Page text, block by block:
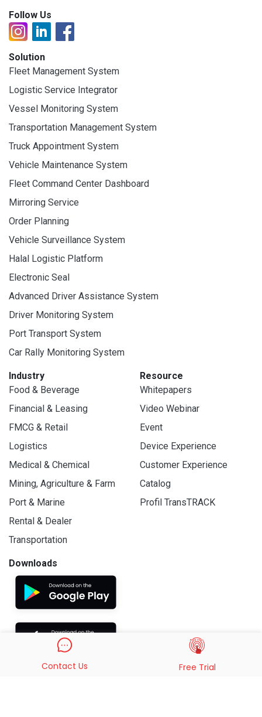
Follow Us
Solution
Fleet Management System
Logistic Service Integrator
Vessel Monitoring System
Transportation Management System
Truck Appointment System
Vehicle Maintenance System
Fleet Command Center Dashboard
Mirroring Service
Order Planning
Vehicle Surveillance System
Halal Logistic Platform
Electronic Seal
Advanced Driver Assistance System
Driver Monitoring System
Port Transport System
Car Rally Monitoring System
Industry
Food & Beverage
Financial & Leasing
FMCG & Retail
Logistics
Medical & Chemical
Mining, Agriculture & Farm
Port & Marine
Rental & Dealer
Transportation
Resource
Whitepapers
Video Webinar
Event
Device Experience
Customer Experience
Catalog
Profil TransTRACK
Downloads
Contact Us Free Trial